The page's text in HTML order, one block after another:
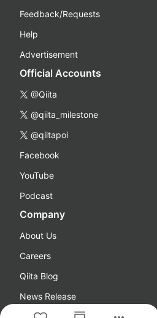
Feedback/Requests
Help
Advertisement
Official Accounts
@Qiita
@qiita_milestone
@qiitapoi
Facebook
YouTube
Podcast
Company
About Us
Careers
Qiita Blog
News Release